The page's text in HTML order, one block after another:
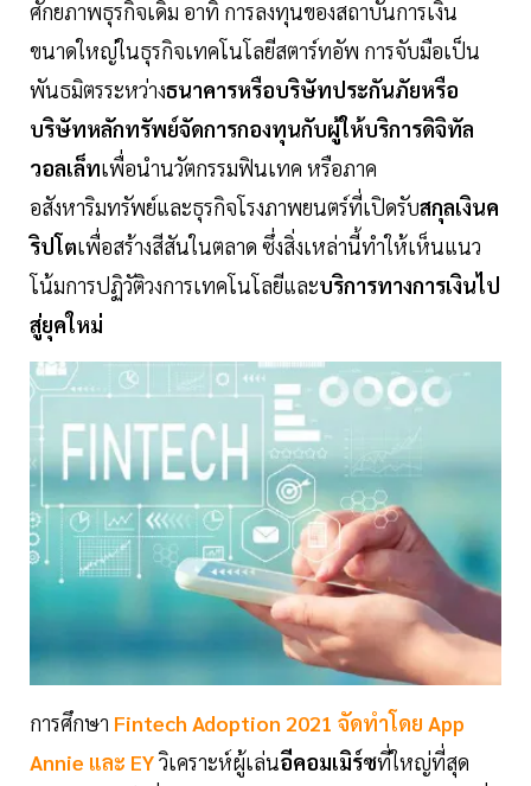
ศักยภาพธุรกิจเดิม อาทิ การลงทุนของสถาบันการเงิน
ขนาดใหญ่ในธุรกิจเทคโนโลยีสตาร์ทอัพ การจับมือเป็น
พันธมิตรระหว่างธนาคารหรือบริษัทประกันภัยหรือ
บริษัทหลักทรัพย์จัดการกองทุนกับผู้ให้บริการดิจิทัล
วอลเล็ทเพื่อนำนวัตกรรมฟินเทค หรือภาค
อสังหาริมทรัพย์และธุรกิจโรงภาพยนตร์ที่เปิดรับสกุลเงินค
ริปโตเพื่อสร้างสีสันในตลาด ซึ่งสิ่งเหล่านี้ทำให้เห็นแนว
โน้มการปฏิวัติวงการเทคโนโลยีและบริการทางการเงินไป
สู่ยุคใหม่
การศึกษา Fintech Adoption 2021 จัดทำโดย App
Annie และ EYวิเคราะห์ผู้เล่นอีคอมเมิร์ซที่ใหญ่ที่สุด